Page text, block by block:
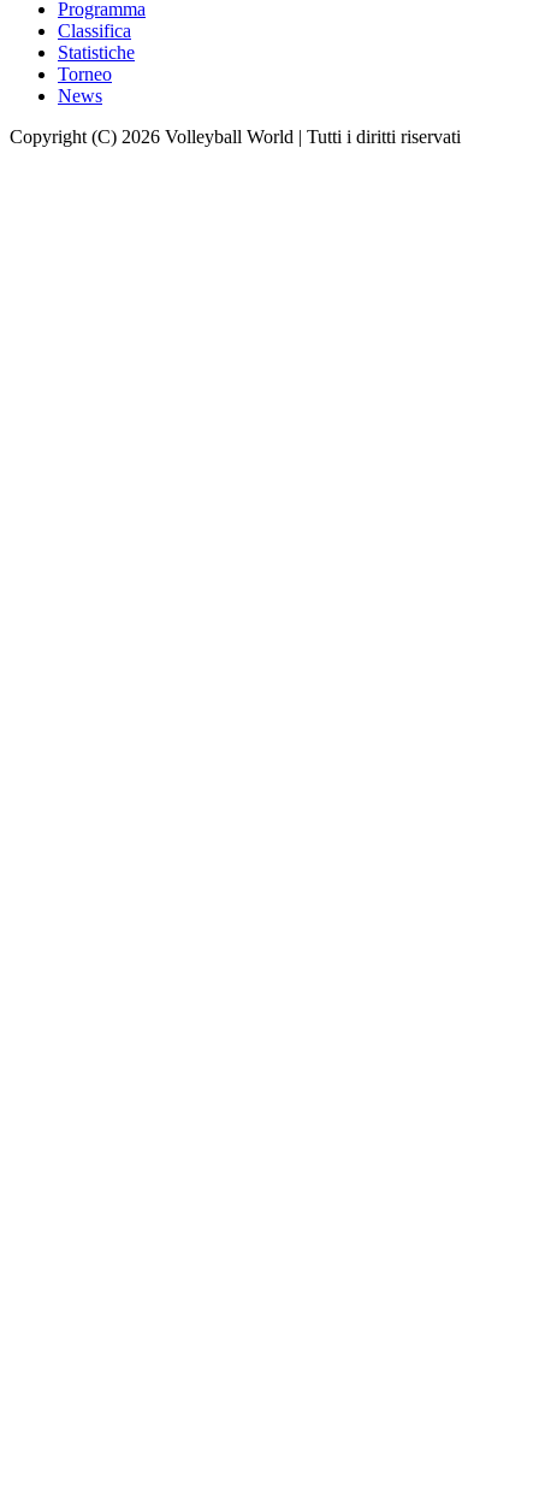
Programma
Classifica
Statistiche
Torneo
News
Copyright (C) 2026 Volleyball World | Tutti i diritti riservati